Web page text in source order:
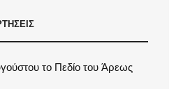
το Πεδίο του Άρεως